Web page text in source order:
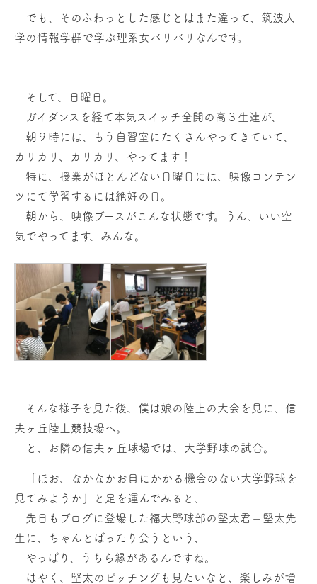
でも、そのふわっとした感じとはまた違って、筑波大
学の情報学群で学ぶ理系女バリバリなんです。
そして、日曜日。
ガイダンスを経て本気スイッチ全開の高３生達が、
朝９時には、もう自習室にたくさんやってきていて、
カリカリ、カリカリ、やってます！
特に、授業がほとんどない日曜日には、映像コンテン
ツにて学習するには絶好の日。
朝から、映像ブースがこんな状態です。うん、いい空
気でやってます、みんな。
そんな様子を見た後、僕は娘の陸上の大会を見に、信
夫ヶ丘陸上競技場へ。
と、お隣の信夫ヶ丘球場では、大学野球の試合。
「ほお、なかなかお目にかかる機会のない大学野球を
見てみようか」と足を運んでみると、
先日もブログに登場した福大野球部の堅太君＝堅太先
生に、ちゃんとばったり会うという、
やっぱり、うちら縁があるんですね。
はやく、堅太のピッチングも見たいなと、楽しみが増